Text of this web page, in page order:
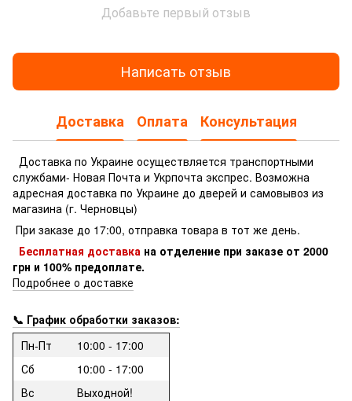
Добавьте первый отзыв
Написать отзыв
Доставка Оплата Консультация
Доставка по Украине осуществляется транспортными
службами- Новая Почта и Укрпочта экспрес. Возможна
адресная доставка по Украине до дверей и самовывоз из
магазина (г. Черновцы)
При заказе до 17:00, отправка товара в тот же день.
Бесплатная доставка на отделение при заказе от 2000
грн и 100% предоплате.
Подробнее о доставке
📞 График обработки заказов:
Пн-Пт
10:00 - 17:00
Сб
10:00 - 17:00
Вс
Выходной!